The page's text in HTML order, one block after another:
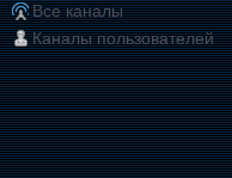
Все каналы
Каналы пользователей